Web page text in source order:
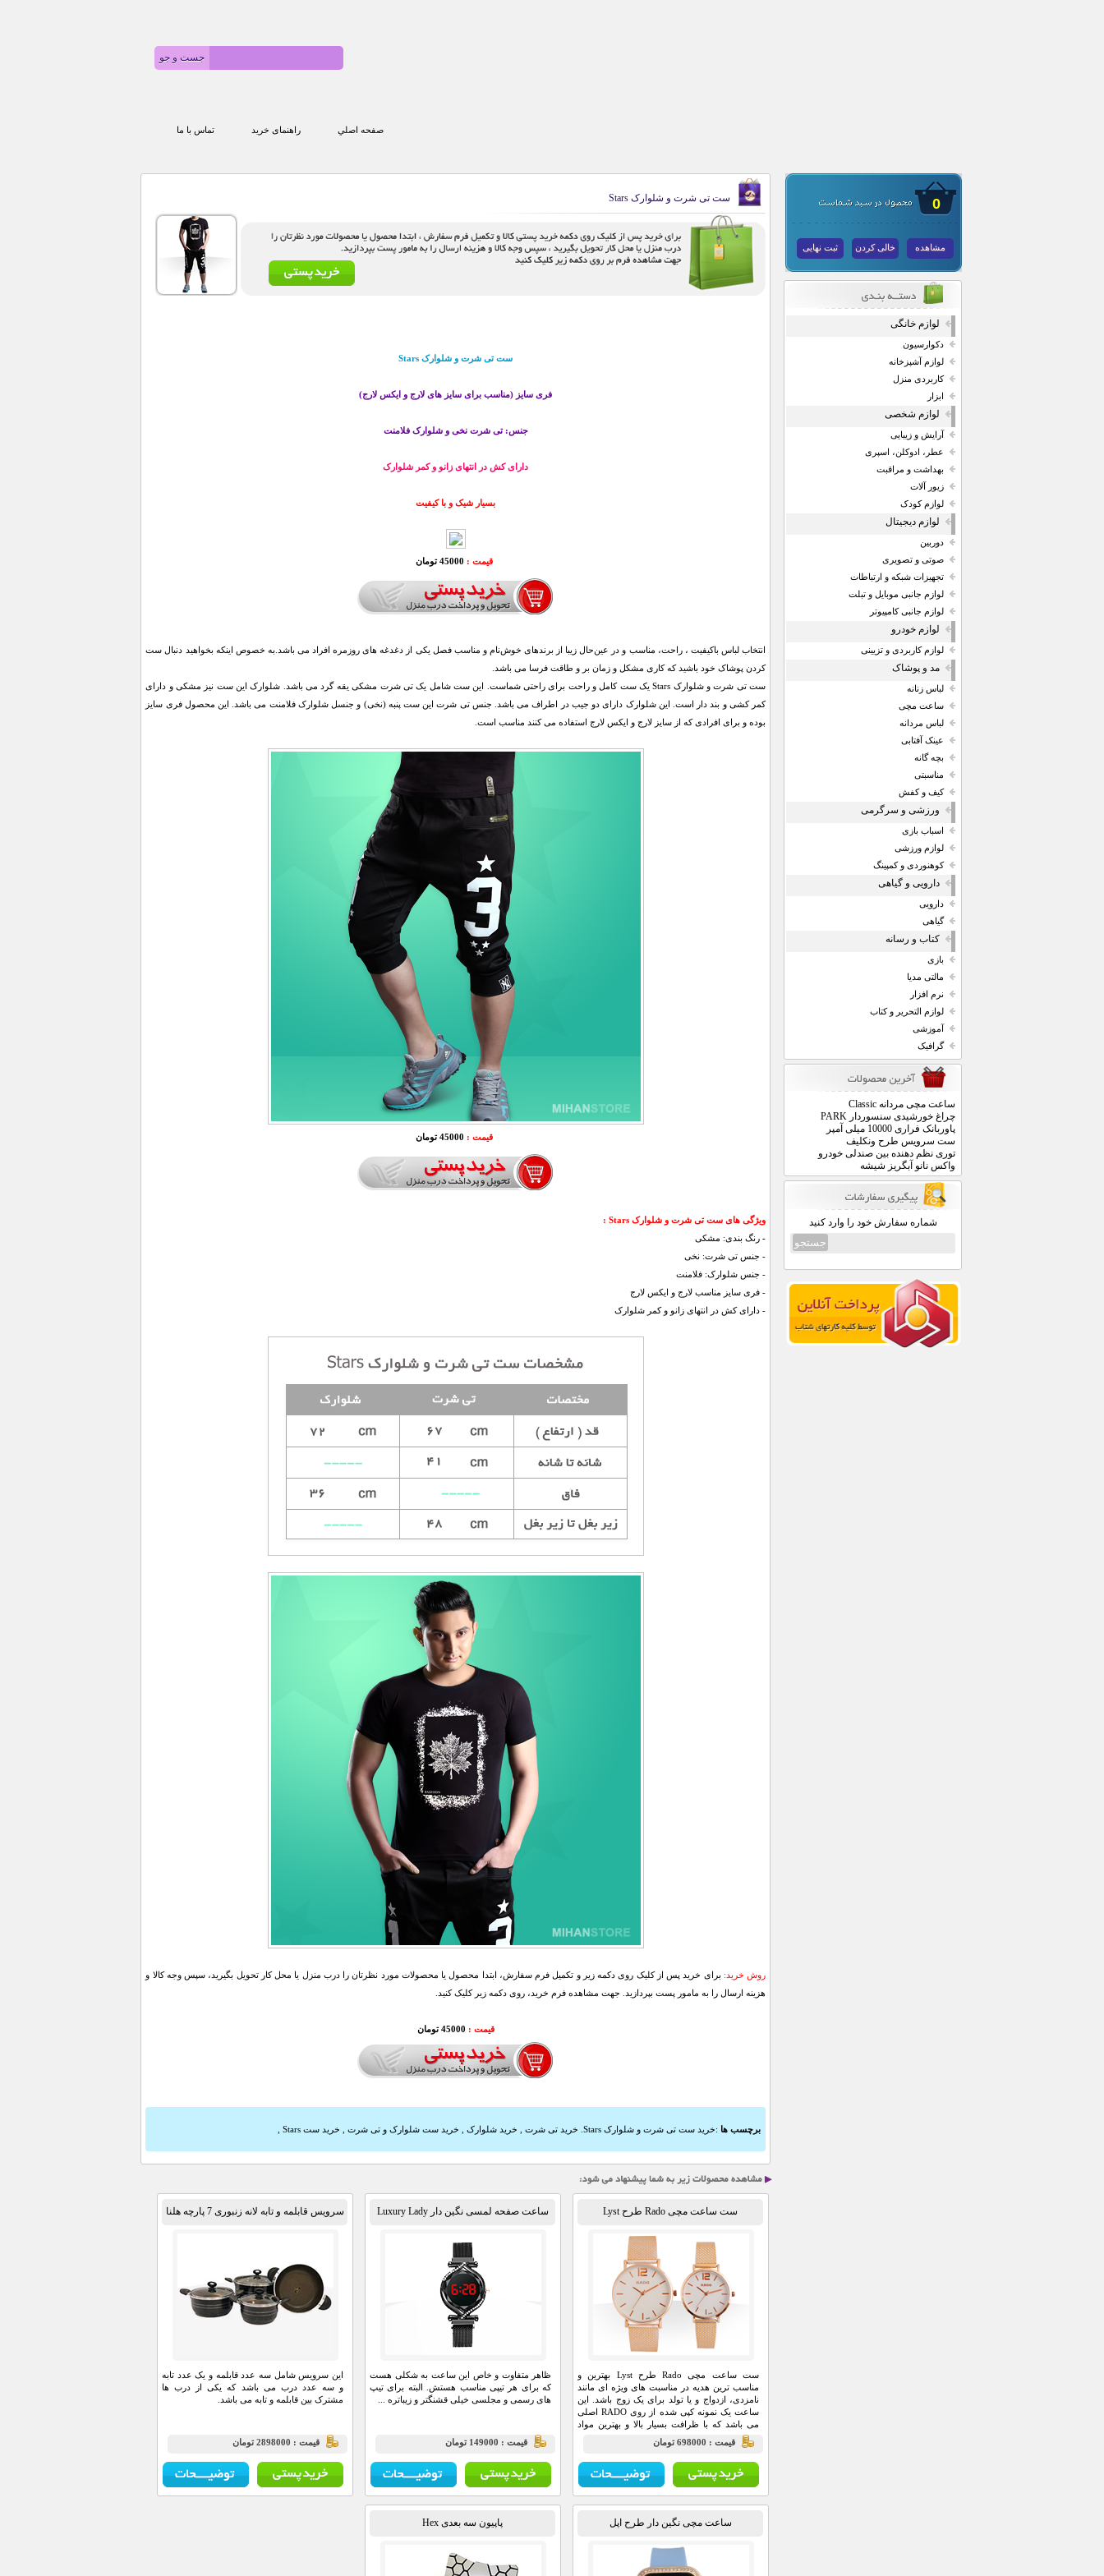
صفحه اصلي راهنمای خرید تماس با ما
0
مشاهده خالی کردن ثبت نهایی
لوازم خانگی
دکوارسیون
لوازم آشپزخانه
کاربردی منزل
ابزار
لوازم شخصی
آرایش و زیبایی
عطر، ادوکلن، اسپری
بهداشت و مراقبت
زیور آلات
لوازم کودک
لوازم دیجیتال
دوربین
صوتی و تصویری
تجهیزات شبکه و ارتباطات
لوازم جانبی موبایل و تبلت
لوازم جانبی کامپیوتر
لوازم خودرو
لوازم کاربردی و تزیینی
مد و پوشاک
لباس زنانه
ساعت مچی
لباس مردانه
عینک آفتابی
بچه گانه
مناسبتی
کیف و کفش
ورزشی و سرگرمی
اسباب بازی
لوازم ورزشی
کوهنوردی و کمپینگ
دارویی و گیاهی
دارویی
گیاهی
کتاب و رسانه
بازی
مالتی مدیا
نرم افزار
لوازم التحریر و کتاب
آموزشی
گرافیک
ساعت مچی مردانه Classic
چراغ خورشیدی سنسوردار PARK
پاوربانک فراری 10000 میلی آمپر
ست سرویس طرح ونکلیف
توری نظم دهنده بین صندلی خودرو
واکس نانو آبگریز شیشه
شماره سفارش خود را وارد کنید
ست تی شرت و شلوارک Stars
ست تی شرت و شلوارک Stars
فری سایز (مناسب برای سایز های لارج و ایکس لارج)
جنس: تی شرت نخی و شلوارک فلامنت
دارای کش در انتهای زانو و کمر شلوارک
بسیار شیک و با کیفیت
قیمت : 45000 تومان
انتخاب لباس باکیفیت ، راحت، مناسب و در عین‌حال زیبا از برندهای خوش‌نام و مناسب فصل یکی از دغدغه های روزمره افراد می باشد.به خصوص اینکه بخواهید دنبال ست
کردن پوشاک خود باشید که کاری مشکل و زمان بر و طاقت فرسا می باشد.
ست تی شرت و شلوارک Stars یک ست کامل و راحت برای راحتی شماست. این ست شامل یک تی شرت مشکی یقه گرد می باشد. شلوارک این ست نیز مشکی و دارای
کمر کشی و بند دار است. این شلوارک دارای دو جیب در اطراف می باشد. جنس تی شرت این ست پنبه (نخی) و جنسل شلوارک فلامنت می باشد. این محصول فری سایز
بوده و برای افرادی که از سایز لارج و ایکس لارج استفاده می کنند مناسب است.
قیمت : 45000 تومان
ویژگی های ست تی شرت و شلوارک Stars :
- رنگ بندی: مشکی
- جنس تی شرت: نخی
- جنس شلوارک: فلامنت
- فری سایز مناسب لارج و ایکس لارج
- دارای کش در انتهای زانو و کمر شلوارک
روش خرید: برای خرید پس از کلیک روی دکمه زیر و تکمیل فرم سفارش، ابتدا محصول یا محصولات مورد نظرتان را درب منزل یا محل کار تحویل بگیرید، سپس وجه کالا و
هزینه ارسال را به مامور پست بپردازید. جهت مشاهده فرم خرید، روی دکمه زیر کلیک کنید.
قیمت : 45000 تومان
برچسب ها :خرید ست تی شرت و شلوارک Stars. خرید تی شرت خرید شلوارک خرید ست شلوارک و تی شرت خرید ست Stars
ست ساعت مچی Rado طرح Lyst
ست ساعت مچی Rado طرح Lyst بهترین و
مناسب ترین هدیه در مناسبت های ویژه ای مانند
نامزدی، ازدواج و یا تولد برای یک زوج باشد. این
ساعت یک نمونه کپی شده از روی RADO اصلی
می باشد که با ظرافت بسیار بالا و بهترین مواد
ساخته شده که حین استفاده حس اصل بودن را به
شما هدیه می دهد.
قيمت : 698000 تومان
ساعت صفحه لمسی نگین دار Luxury Lady
ظاهر متفاوت و خاص این ساعت به شکلی هست
که برای هر تیپی مناسب هستش. البته برای تیپ
های رسمی و مجلسی خیلی قشنگتر و زیباتره ...
قيمت : 149000 تومان
سرویس قابلمه و تابه لانه زنبوری 7 پارچه هلنا
این سرویس شامل سه عدد قابلمه و یک عدد تابه
و سه عدد درب می باشد که یکی از درب ها
مشترک بین قابلمه و تابه می باشد.
قيمت : 2898000 تومان
ساعت مچی نگین دار طرح اپل پاپیون سه بعدی Hex